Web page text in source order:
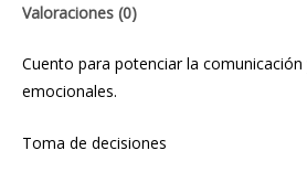
Valoraciones (0)
Cuento para potenciar la comunicación
emocionales.
Toma de decisiones